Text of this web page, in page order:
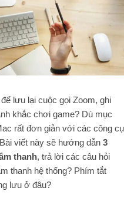
lưu lại cuộc gọi Zoom, ghi
khắc chơi game? Dù mục
rất đơn giản với các công cụ
viết này sẽ hướng dẫn 3
thanh, trả lời các câu hỏi
thanh hệ thống? Phím tắt
lưu ở đâu?